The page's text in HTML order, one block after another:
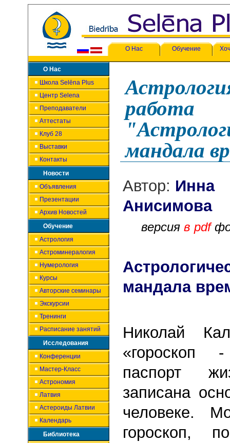
О Нас Обучение
О Нас
Школа Selēna Plus
Центр Selena
Преподаватели
Аттестаты
Клуб 28
Выставки
Контакты
Новости
Объявления
Презентации
Архив Новостей
Обучение
Астрология
Астроминералогия
Нумерология
Курсы
Авторские семинары
Экскурсии
Тренинги
Расписание занятий
Исследования
Конференции
Мастер-Класс
Астрономия
Латвия
Астероиды Латвии
Календарь
Библиотека
работа
мандала
Автор: Инна
версия в pdf
мандала
Николай
«гороскоп
паспорт
записана
человеке.
гороскоп,